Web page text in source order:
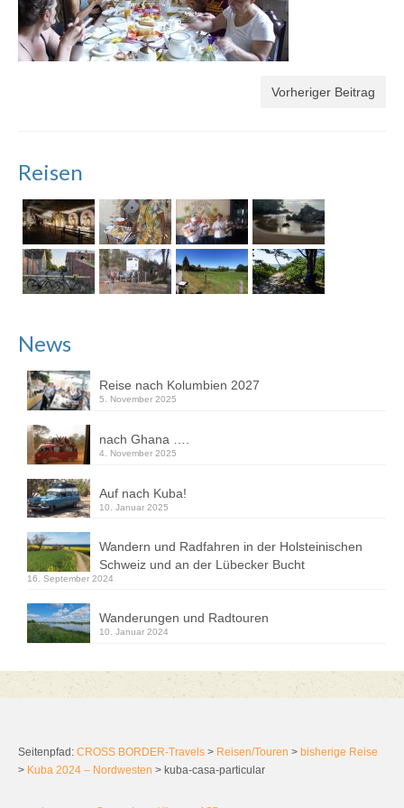
Vorheriger Beitrag
Reisen
News
Reise nach Kolumbien 2027
5. November 2025
nach Ghana ….
4. November 2025
Auf nach Kuba!
10. Januar 2025
Wandern und Radfahren in der Holsteinischen
Schweiz und an der Lübecker Bucht
16. September 2024
Wanderungen und Radtouren
10. Januar 2024
Seitenpfad: CROSS BORDER-Travels > Reisen/Touren > bisherige Reise
> Kuba 2024 – Nordwesten > kuba-casa-particular